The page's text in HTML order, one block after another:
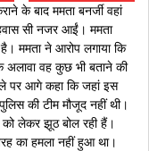
के बाद ममता बनर्जी वहां
सी नजर आईं। ममता
ममता ने आरोप लगाया कि
वह कुछ भी बताने की
पर आगे कहा कि जहां इस
की टीम मौजूद नहीं थी।
को लेकर झूठ बोल रही हैं।
का हमला नहीं हुआ था।